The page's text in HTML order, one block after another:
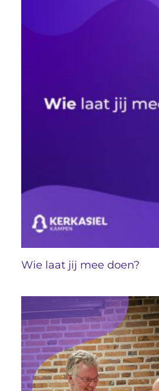
Wie laat jij mee doen?